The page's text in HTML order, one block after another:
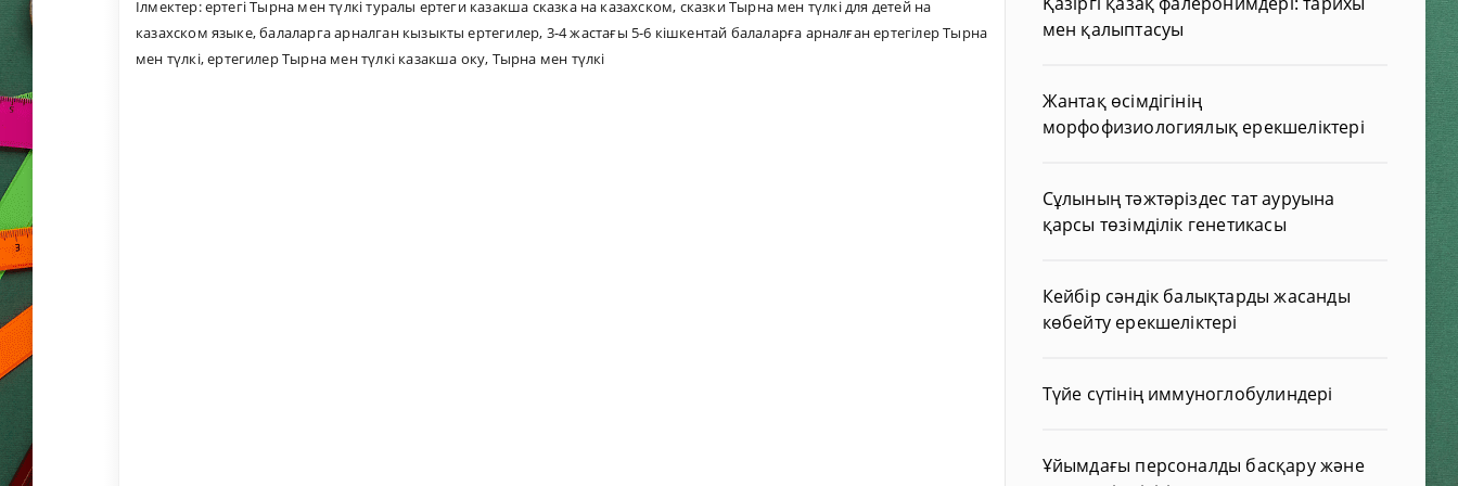
Ілмектер:ертегі Тырна мен түлкі туралы ертеги казакша сказка на казахском, сказки Тырна мен түлкі для детей на
казахском языке,балаларга арналган кызыкты ертегилер, 3-4 жастағы 5-6 кішкентай балаларға арналған ертегілер Тырна
мен түлкі,ертегилер Тырна мен түлкі казакша оку, Тырна мен түлкі
мен қалыптасуы
Жантақ өсімдігінің
морфофизиологиялық ерекшеліктері
Сұлының тәжтәріздес тат ауруына
қарсы төзімділік генетикасы
Кейбір сәндік балықтарды жасанды
көбейту ерекшеліктері
Түйе сүтінің иммуноглобулиндері
Ұйымдағы персоналды басқару және